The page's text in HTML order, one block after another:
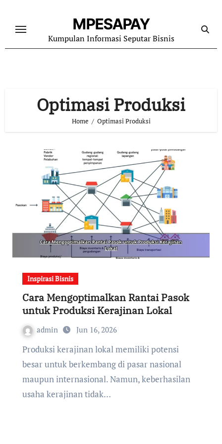
content
MPESAPAY
Kumpulan Informasi Seputar Bisnis
Optimasi Produksi
Home Optimasi Produksi
Inspirasi Bisnis
Cara Mengoptimalkan Rantai Pasok
untuk Produksi Kerajinan Lokal
admin Jun 16, 2026
Produksi kerajinan lokal memiliki potensi
besar untuk berkembang di pasar nasional
maupun internasional. Namun, keberhasilan
usaha kerajinan tidak…